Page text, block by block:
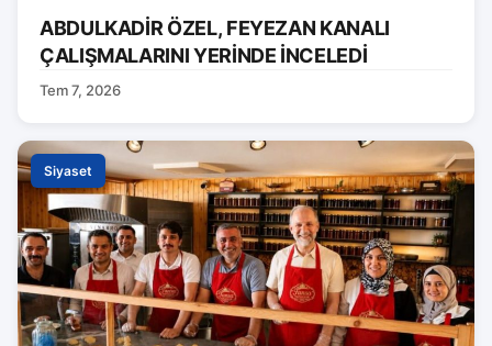
ABDULKADİR ÖZEL, FEYEZAN KANALI
ÇALIŞMALARINI YERİNDE İNCELEDİ
Tem 7, 2026
Siyaset